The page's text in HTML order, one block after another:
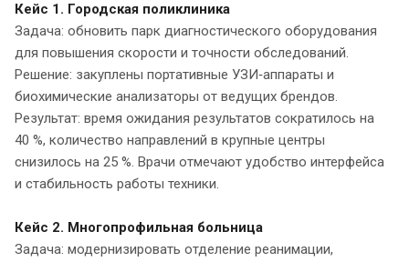
Кейс 1. Городская поликлиника
Задача: обновить парк диагностического оборудования
для повышения скорости и точности обследований.
Решение: закуплены портативные УЗИ‑аппараты и
биохимические анализаторы от ведущих брендов.
Результат: время ожидания результатов сократилось на
40 %, количество направлений в крупные центры
снизилось на 25 %. Врачи отмечают удобство интерфейса
и стабильность работы техники.
Кейс 2. Многопрофильная больница
Задача: модернизировать отделение реанимации,